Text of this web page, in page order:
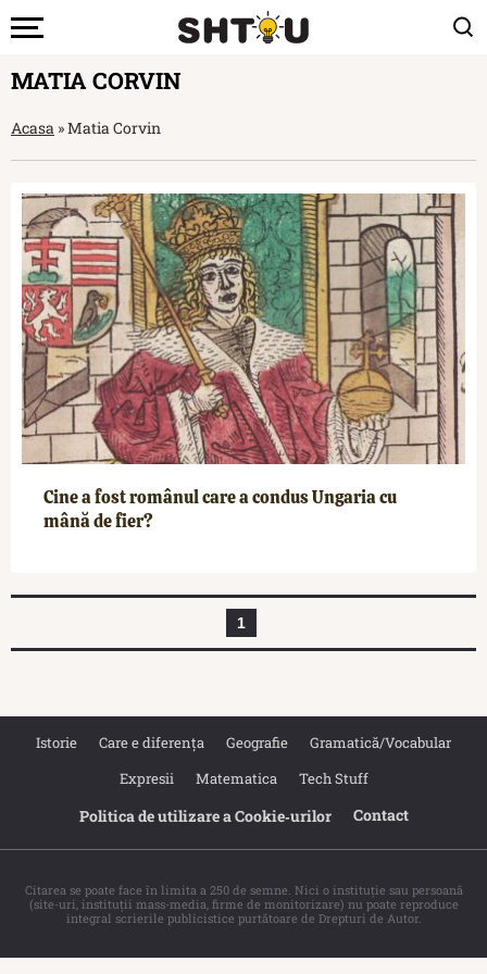
MATIA CORVIN
Acasa »Matia Corvin
Cine a fost românul care a condus Ungaria cu
mână de fier?
1
Istorie Care e diferența Geografie
Gramatică/Vocabular
Expresii
Matematica Tech Stuff
Politica de utilizare a Cookie‐urilor Contact
Citarea se poate face în limita a 250 de semne. Nici o instituţie sau persoană
(site-uri, instituţii mass-media, firme de monitorizare) nu poate reproduce
integral scrierile publicistice purtătoare de Drepturi de Autor.